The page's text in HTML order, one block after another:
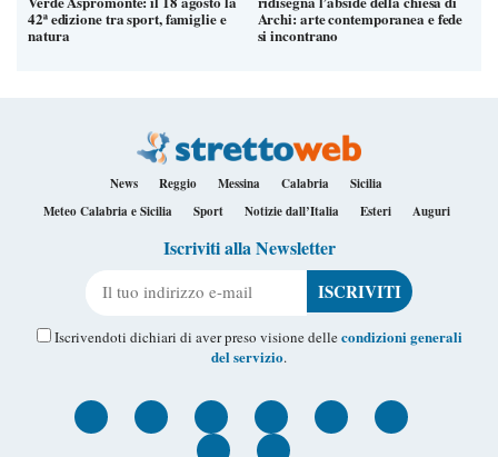
42ª edizione tra sport, famiglie e
natura
Archi: arte contemporanea e fede
si incontrano
News Reggio Messina Calabria
Sicilia
Meteo Calabria e Sicilia
Sport Notizie dall’Italia Esteri Auguri
Iscriviti alla Newsletter
Iscrivendoti dichiari di aver preso visione dellecondizioni generali
del servizio.